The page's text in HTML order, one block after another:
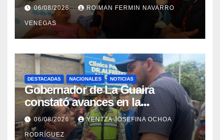
con discapacidad en
campamentos de La Guaira
06/08/2026 ROIMAN FERMIN NAVARRO
VENEGAS
DESTACADAS NACIONALES NOTICIAS
Gobernador de La Guaira
constató avances en la
rehabilitación del Hospitalito de
Catia la Mar
06/08/2026 YENTZA JOSEFINA OCHOA
RODRÍGUEZ